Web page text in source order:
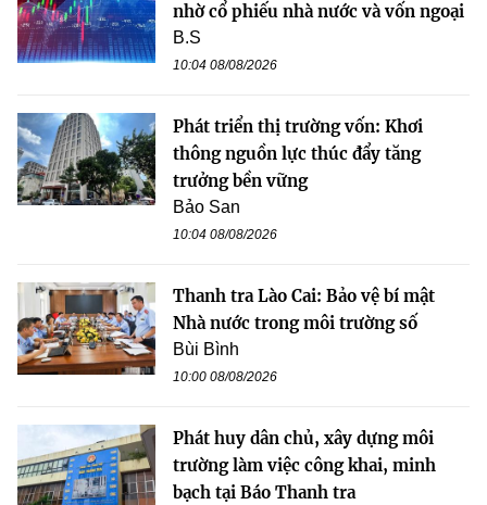
nhờ cổ phiếu nhà nước và vốn ngoại
B.S
10:04 08/08/2026
Phát triển thị trường vốn: Khơi
thông nguồn lực thúc đẩy tăng
trưởng bền vững
Bảo San
10:04 08/08/2026
Thanh tra Lào Cai: Bảo vệ bí mật
Nhà nước trong môi trường số
Bùi Bình
10:00 08/08/2026
Phát huy dân chủ, xây dựng môi
trường làm việc công khai, minh
bạch tại Báo Thanh tra